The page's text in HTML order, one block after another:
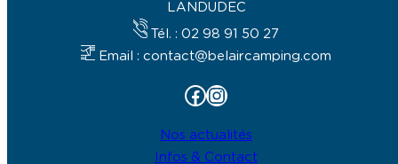
LANDUDEC
Tél. : 02 98 91 50 27
Email : contact@belaircamping.com
Facebook Instagram
Nos actualités
Infos & Contact